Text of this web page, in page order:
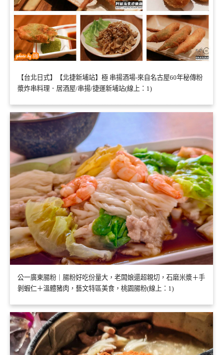
【台北日式】【北捷新埔站】極 串揚酒場-來自名古屋60年秘傳粉
漿炸串料理．居酒屋/串揚/捷運新埔站(線上：1)
公一廣東腸粉｜腸粉好吃份量大，老闆娘還超親切，石磨米漿＋手
剝蝦仁＋溫體豬肉，藝文特區美食，桃園腸粉(線上：1)